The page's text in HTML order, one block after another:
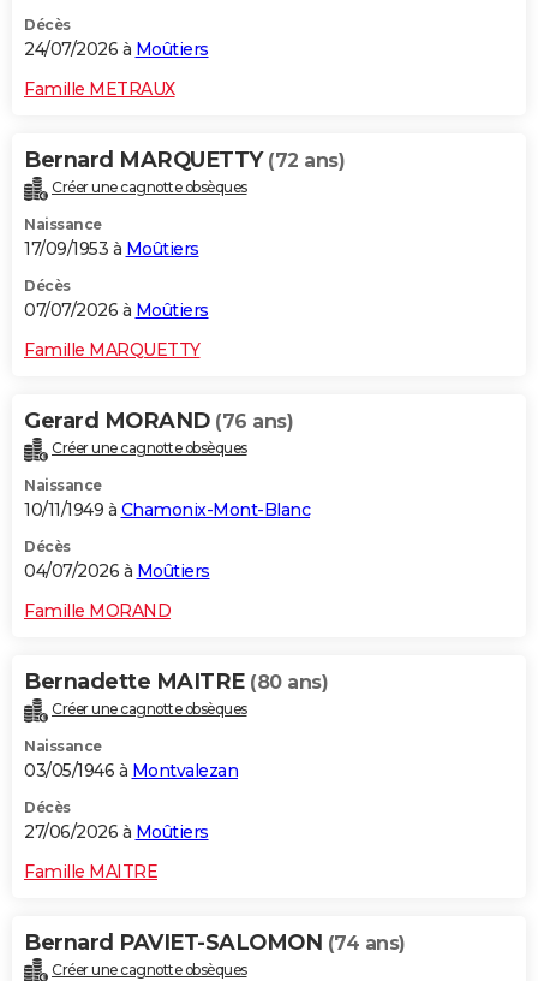
GUIDES D'ACHAT
Carte de Noël
Carte Bonne année
Carte Saint-Valentin
Carte Pâques
Carte d'anniversaire
DICTIONNAIRE
Dictionnaire
Biographies
Citations
Expressions
Proverbes
PROGRAMME TV
S'inscrire
Se connecter
Lycées
Collèges
Primaires
Universités
Entreprises
Service militaire
Avis de recherche
AVIS DE DÉCÈS
FORUM
Décès
24/07/2026 à Moûtiers
Famille METRAUX
Bernard MARQUETTY (72 ans)
Créer une cagnotte obsèques
Naissance
17/09/1953 à Moûtiers
Décès
07/07/2026 à Moûtiers
Famille MARQUETTY
Gerard MORAND (76 ans)
Créer une cagnotte obsèques
Naissance
10/11/1949 à Chamonix-Mont-Blanc
Décès
04/07/2026 à Moûtiers
Famille MORAND
Bernadette MAITRE (80 ans)
Créer une cagnotte obsèques
Naissance
03/05/1946 à Montvalezan
Décès
27/06/2026 à Moûtiers
Famille MAITRE
Bernard PAVIET-SALOMON (74 ans)
Créer une cagnotte obsèques